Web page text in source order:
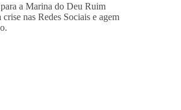
a Marina do Deu Ruim
nas Redes Sociais e agem